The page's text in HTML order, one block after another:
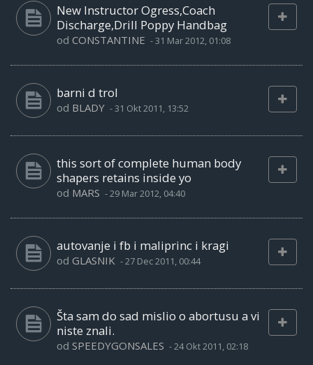
New Instructor Ogress,Coach
Discharge,Drill Poppy Handbag
od CONSTANTINE -31 Mar 2012, 01:08
barni d trol
od BLADY -31 Okt 2011, 13:52
this sort of complete human body
shapers retains inside yo
od MARS -29 Mar 2012, 04:40
autovanje i fb i maliprinc i kragi
od GLASNIK -27 Dec 2011, 00:44
Šta sam do sad mislio o abortusu a vi
niste znali.
od SPEEDYGONSALES -24 Okt 2011, 02:18